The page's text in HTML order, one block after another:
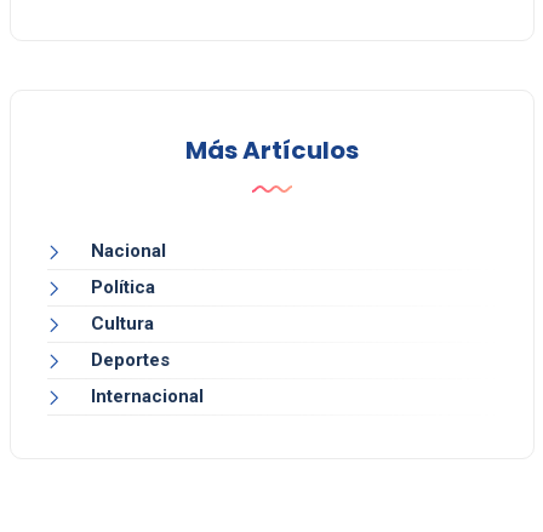
Más Artículos
Nacional
Política
Cultura
Deportes
Internacional